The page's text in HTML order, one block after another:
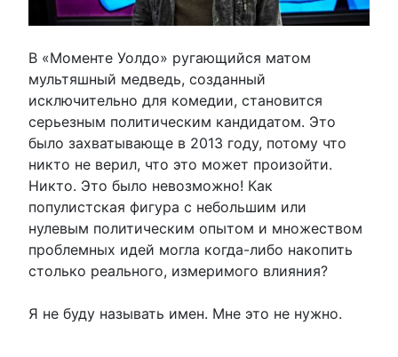
В «Моменте Уолдо» ругающийся матом
мультяшный медведь, созданный
исключительно для комедии, становится
серьезным политическим кандидатом. Это
было захватывающе в 2013 году, потому что
никто не верил, что это может произойти.
Никто. Это было невозможно! Как
популистская фигура с небольшим или
нулевым политическим опытом и множеством
проблемных идей могла когда-либо накопить
столько реального, измеримого влияния?
Я не буду называть имен. Мне это не нужно.